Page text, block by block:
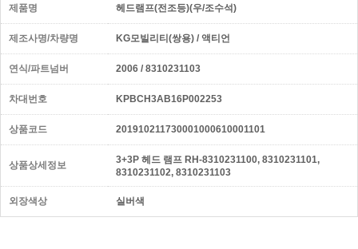
제품명 헤드램프(전조등)(우/조수석)
제조사명/차량명 KG모빌리티(쌍용) / 액티언
연식/파트넘버 2006 / 8310231103
차대번호 KPBCH3AB16P002253
상품코드 201910211730001000610001101
상품상세정보
3+3P 헤드 램프 RH-8310231100, 8310231101,
8310231102, 8310231103
외장색상 실버색